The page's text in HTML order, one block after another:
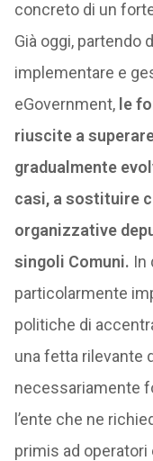
concreto di un
Già oggi, partendo
implementare e
eGovernment,le
riuscite a
gradualmente
casi, a sostituire
organizzative
singoli Comuni. In
particolarmente
politiche di
una fetta rilevante
necessariamente
l’ente che ne
primis ad